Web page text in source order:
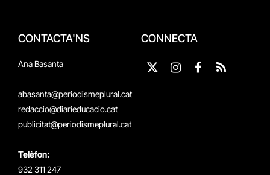
CONTACTA'NS
Ana Basanta
abasanta@periodismeplural.cat
redaccio@diarieducacio.cat
publicitat@periodismeplural.cat
Telèfon:
932 311 247
CONNECTA
X
InstagramFacebook
RSS